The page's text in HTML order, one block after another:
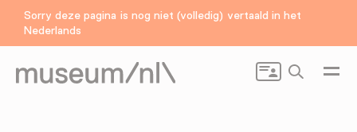
Sorry deze pagina is nog niet (volledig) vertaald in het
Nederlands
Zoeken